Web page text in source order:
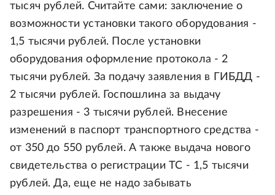
тысяч рублей. Считайте сами: заключение о
возможности установки такого оборудования -
1,5 тысячи рублей. После установки
оборудования оформление протокола - 2
тысячи рублей. За подачу заявления в ГИБДД -
2 тысячи рублей. Госпошлина за выдачу
разрешения - 3 тысячи рублей. Внесение
изменений в паспорт транспортного средства -
от 350 до 550 рублей. А также выдача нового
свидетельства о регистрации ТС - 1,5 тысячи
рублей. Да, еще не надо забывать